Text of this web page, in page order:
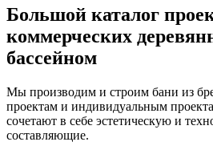
Большой каталог
коммерческих
бассейном
Мы производим и строим бани из
проектам и индивидуальным
сочетают в себе эстетическую и
составляющие.